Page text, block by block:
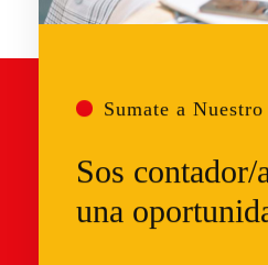
Sumate a
Sos contador/
una